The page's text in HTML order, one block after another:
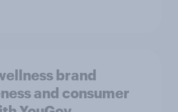
brand
and consumer